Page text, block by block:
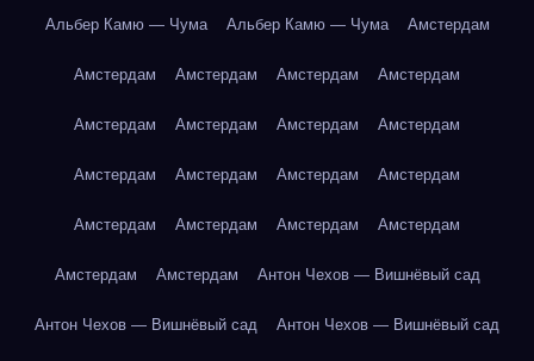
Альбер Камю — Чума Альбер Камю — Чума Амстердам
Амстердам Амстердам Амстердам Амстердам
Амстердам Амстердам Амстердам Амстердам
Амстердам Амстердам Амстердам Амстердам
Амстердам Амстердам Амстердам Амстердам
Амстердам Амстердам Антон Чехов — Вишнёвый сад
Антон Чехов — Вишнёвый сад Антон Чехов — Вишнёвый сад